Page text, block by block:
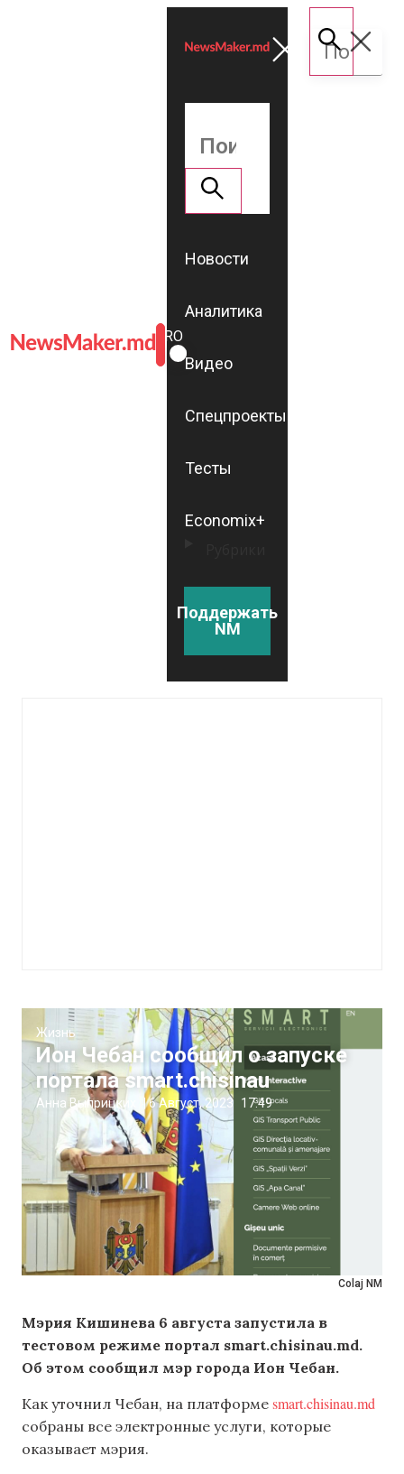
ROMÂNĂ
RU
Новости
Аналитика
Видео
Спецпроекты
Тесты
Economix+
Поддержать
NM
Colaj NM
Жизнь
Ион Чебан сообщил о запуске
портала smart.chisinau
Анна Выприцких |6 Август, 2023 17:49
Мэрия Кишинева 6 августа запустила в
тестовом режиме портал smart.chisinau.md.
Об этом сообщил мэр города Ион Чебан.
Как уточнил Чебан, на платформе smart.chisinau.md
собраны все электронные услуги, которые
оказывает мэрия.